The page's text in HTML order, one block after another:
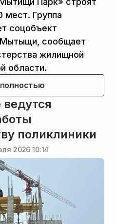
мест. Группа
соцобъект
Мытыщи, сообщает
жилищной
области.
поликлиники
2026 10:14